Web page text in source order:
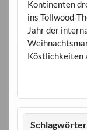
Kontinenten
ins Tollwood-
Jahr der
Köstlichkeiten
Schlagwörter